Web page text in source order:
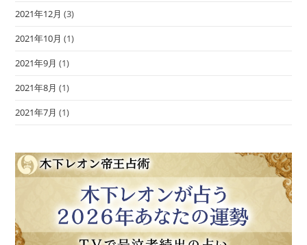
2021年12月 (3)
2021年10月 (1)
2021年9月 (1)
2021年8月 (1)
2021年7月 (1)